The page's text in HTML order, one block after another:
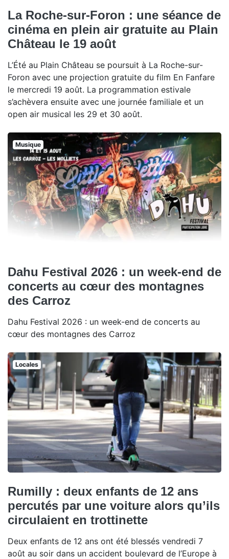
La Roche-sur-Foron : une séance de
cinéma en plein air gratuite au Plain
Château le 19 août
L’Été au Plain Château se poursuit à La Roche-sur-
Foron avec une projection gratuite du film En Fanfare
le mercredi 19 août. La programmation estivale
s’achèvera ensuite avec une journée familiale et un
open air musical les 29 et 30 août.
Musique
Dahu Festival 2026 : un week-end de
concerts au cœur des montagnes
des Carroz
Dahu Festival 2026 : un week-end de concerts au
cœur des montagnes des Carroz
Locales
Rumilly : deux enfants de 12 ans
percutés par une voiture alors qu’ils
circulaient en trottinette
Deux enfants de 12 ans ont été blessés vendredi 7
août au soir dans un accident boulevard de l’Europe à